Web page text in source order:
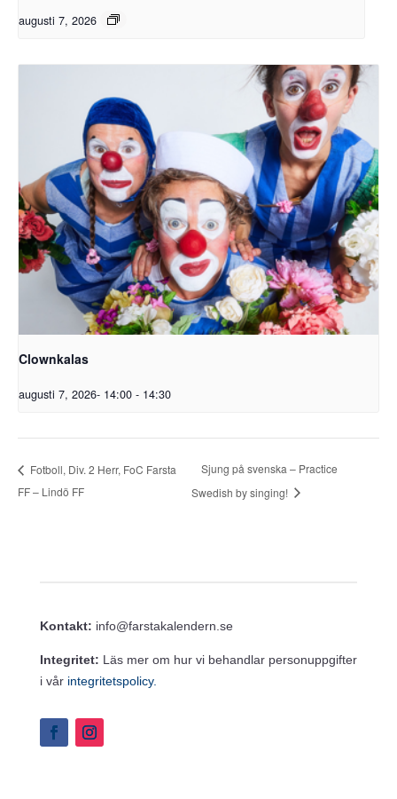
augusti 7, 2026
Clownkalas
augusti 7, 2026- 14:00 - 14:30
Fotboll, Div. 2 Herr, FoC Farsta
FF – Lindö FF
Sjung på svenska – Practice
Swedish by singing!
Kontakt: info@farstakalendern.se
Integritet: Läs mer om hur vi behandlar personuppgifter
i vår integritetspolicy.